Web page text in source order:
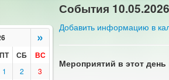
»
ПТ СБ ВС
1 2 3
События 10.05.2026
Добавить информацию в
Мероприятий в этот день